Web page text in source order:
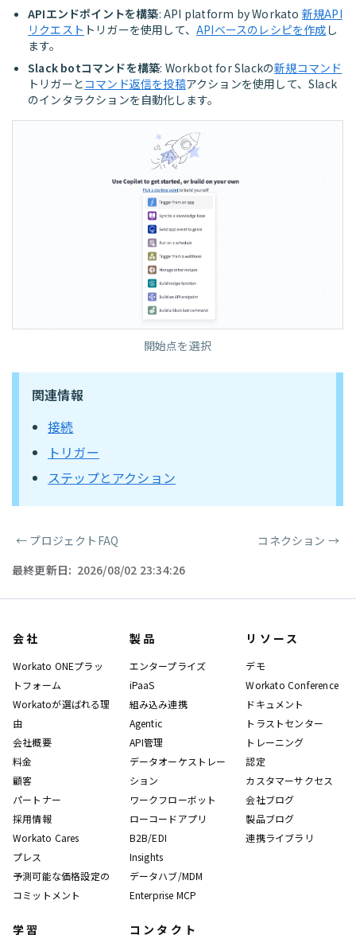
APIエンドポイントを構築: API platform by Workato 新規API
リクエスト トリガーを使用して、 APIベースのレシピを作成 し
ます。
Slack botコマンドを構築: Workbot for Slackの新規コマンド
トリガーとコマンド返信を投稿アクションを使用して、Slack
のインタラクションを自動化します。
開始点を選択
関連情報
接続
トリガー
ステップとアクション
ページャー
← プロジェクトFAQ コネクション →
最終更新日: 2026/08/02 23:34:26
会社
Workato ONEプラッ
トフォーム
Workatoが選ばれる理
由
会社概要
料金
顧客
パートナー
採用情報
Workato Cares
プレス
予測可能な価格設定の
コミットメント
製品
エンタープライズ
iPaaS
組み込み連携
Agentic
API管理
データオーケストレー
ション
ワークフローボット
ローコードアプリ
B2B/EDI
Insights
データハブ/MDM
Enterprise MCP
リソース
デモ
Workato Conference
ドキュメント
トラストセンター
トレーニング
認定
カスタマーサクセス
会社ブログ
製品ブログ
連携ライブラリ
学習 コンタクト